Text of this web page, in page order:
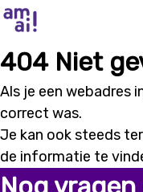
404 Niet
Als je een webadres
correct was.
Je kan ook steeds
de informatie te